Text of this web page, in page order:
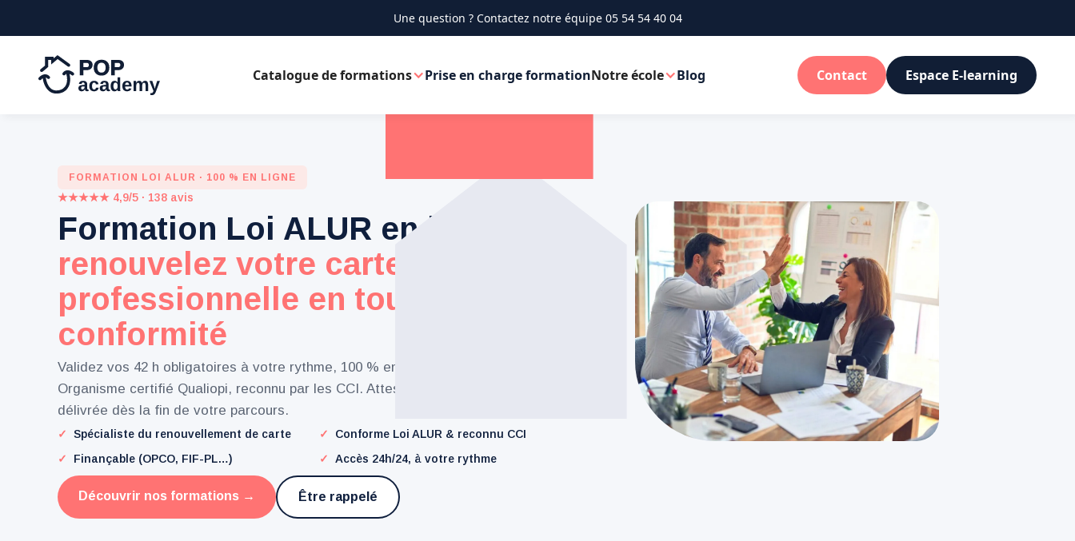
Une question ? Contactez notre équipe 05 54 54 40 04
Catalogue de formations Prise en charge formationNotre école Blog Contact Espace E-learning
FORMATION LOI ALUR · 100 % EN LIGNE
★★★★★ 4,9/5 · 138 avis
Formation Loi ALUR en ligne —
renouvelez votre carte
professionnelle en toute
conformité
Validez vos 42 h obligatoires à votre rythme, 100 % en ligne.
Organisme certifié Qualiopi, reconnu par les CCI. Attestation reconnue
délivrée dès la fin de votre parcours.
✓ Spécialiste du renouvellement de carte ✓ Conforme Loi ALUR & reconnu CCI
✓
Finançable (OPCO, FIF-PL…) ✓ Accès 24h/24, à votre rythme
Découvrir nos formations → Être rappelé